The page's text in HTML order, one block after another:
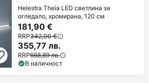
Helestra Theia LED светлина за
огледало, хромирана, 120 см
181,90 €
RRP342,00 €
355,77 лв.
RRP668,89 лв.
В наличност